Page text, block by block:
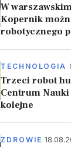
W
Kopernik
robotycznego
TECHNOLOGIA
Trzeci robot
Centrum
kolejne
ZDROWIE